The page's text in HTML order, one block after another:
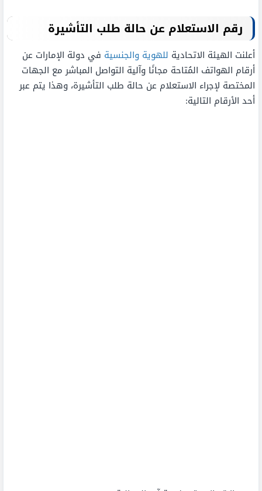
رقم الاستعلام عن حالة طلب التأشيرة
أعلنت الهيئة الاتحادية للهوية والجنسية في دولة الإمارات عن
أرقام الهواتف المُتاحة مجانًا وآلية التواصل المباشر مع الجهات
المختصة لإجراء الاستعلام عن حالة طلب التأشيرة، وهذا يتم عبر
أحد الأرقام التالية: